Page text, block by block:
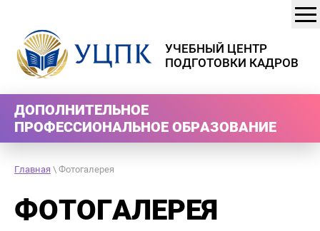
УЧЕБНЫЙ ЦЕНТР
ПОДГОТОВКИ КАДРОВ
ДОПОЛНИТЕЛЬНОЕ
ПРОФЕССИОНАЛЬНОЕ ОБРАЗОВАНИЕ
Главная \ Фотогалерея
ФОТОГАЛЕРЕЯ